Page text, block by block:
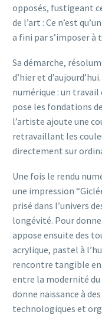
opposés, fustigeant
de l’art : Ce n’est
a fini par s’imposer à
Sa démarche,
d’hier et
numérique : un travail
pose les fondations
l’artiste ajoute une
retravaillant les
directement sur
Une fois le rendu
une impression
prisé dans l’univers
longévité. Pour
appose ensuite des
acrylique, pastel à
rencontre tangible
entre la modernité
donne naissance à
technologiques et